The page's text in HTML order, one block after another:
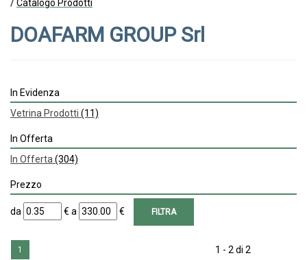
/Catalogo Prodotti
DOAFARM GROUP Srl
In Evidenza
Vetrina Prodotti (11)
In Offerta
In Offerta (304)
Prezzo
filtra
da
da €
filtra
a
a €
1 1 - 2 di 2